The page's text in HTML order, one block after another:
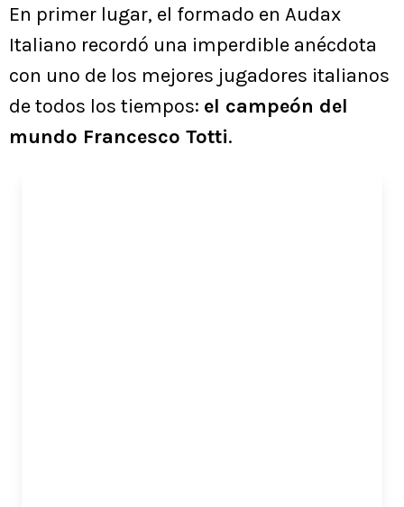
En primer lugar, el formado en Audax
Italiano recordó una imperdible anécdota
con uno de los mejores jugadores italianos
de todos los tiempos: el campeón del
mundo Francesco Totti.